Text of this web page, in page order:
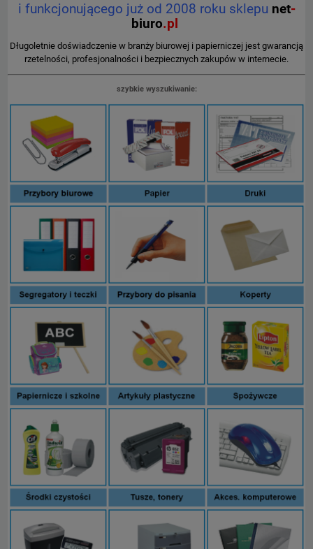
i funkcjonującego już od 2008 roku sklepu net-
biuro.pl
Długoletnie doświadczenie w branży biurowej i papierniczej jest gwarancją
rzetelności, profesjonalności i bezpiecznych zakupów w internecie.
szybkie wyszukiwanie: